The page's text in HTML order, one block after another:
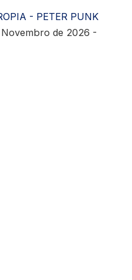
- PETER PUNK
de 2026 -